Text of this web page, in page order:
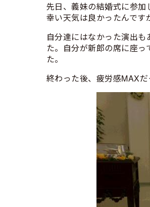
先日、義妹の結婚式に参加
幸い天気は良かったんです
自分達にはなかった演出
た。自分が新郎の席に座
た。
終わった後、疲労感MAXだ